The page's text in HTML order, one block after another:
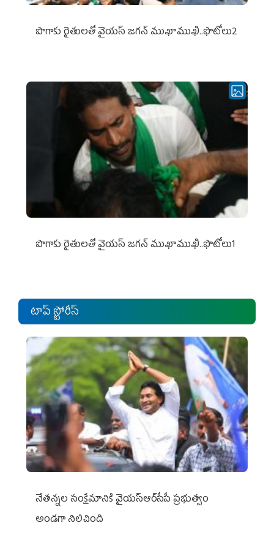
పొగాకు రైతుల‌తో వైయ‌స్ జ‌గ‌న్ ముఖాముఖి..ఫొటోలు2
పొగాకు రైతుల‌తో వైయ‌స్ జ‌గ‌న్ ముఖాముఖి..ఫొటోలు1
టాప్ స్టోరీస్
నేతన్నల సంక్షేమానికి వైయ‌స్ఆర్‌సీపీ ప్రభుత్వం
అండగా నిలిచింది